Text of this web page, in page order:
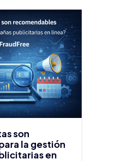
son
la gestión
en